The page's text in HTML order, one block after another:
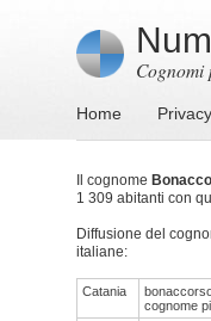
Home Privacy
Il cognome
1 309 abitanti con
Diffusione del
italiane:
Catania
cognome